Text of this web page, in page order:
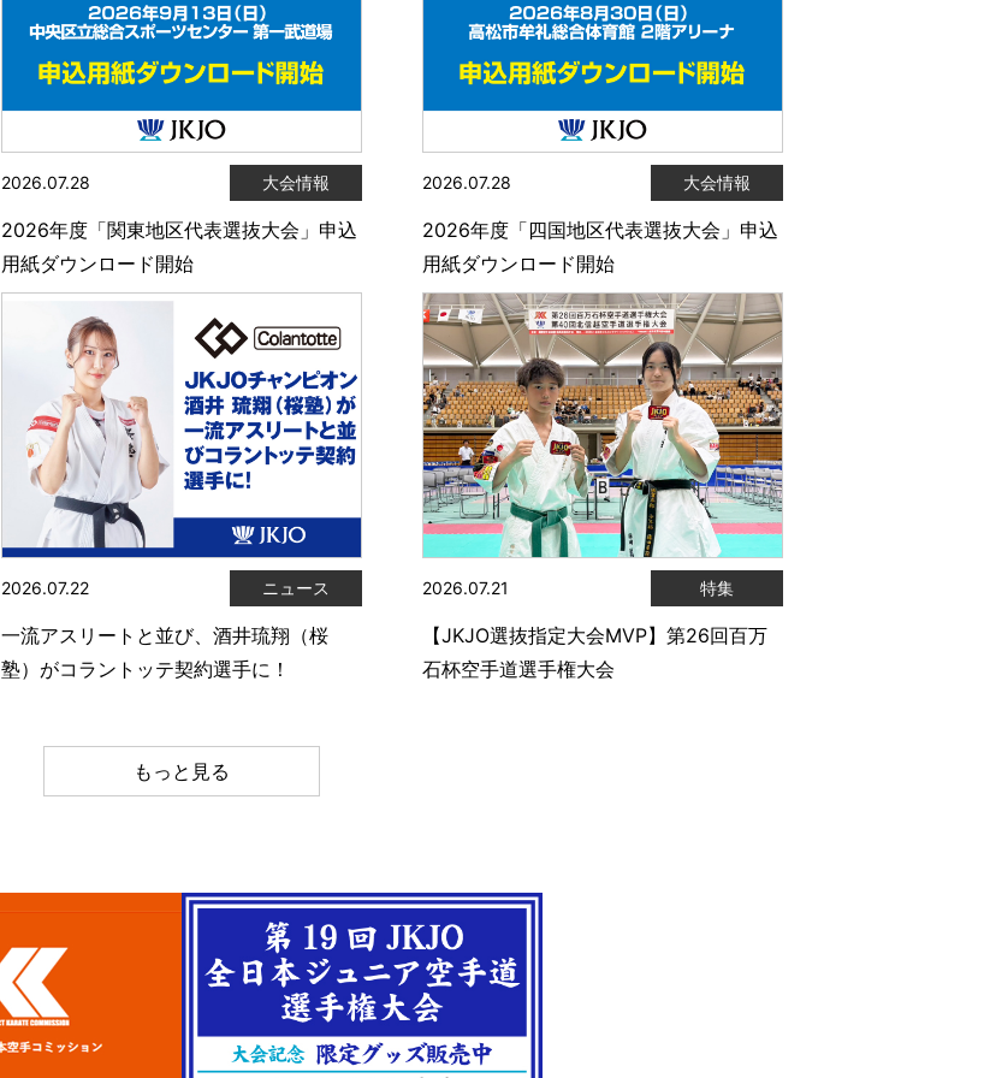
大会情報
2026.07.28
2026年度「関東地区代表選抜大会」申込
用紙ダウンロード開始
大会情報
2026.07.28
2026年度「四国地区代表選抜大会」申込
用紙ダウンロード開始
ニュース
2026.07.22
一流アスリートと並び、酒井琉翔（桜
塾）がコラントッテ契約選手に！
特集
2026.07.21
【JKJO選抜指定大会MVP】第26回百万
石杯空手道選手権大会
もっと見る